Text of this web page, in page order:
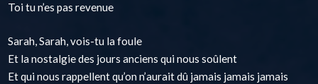
Toi tu n’es pas revenue
Sarah, Sarah, vois-tu la foule
Et la nostalgie des jours anciens qui nous soûlent
Et qui nous rappellent qu’on n’aurait dû jamais jamais jamais